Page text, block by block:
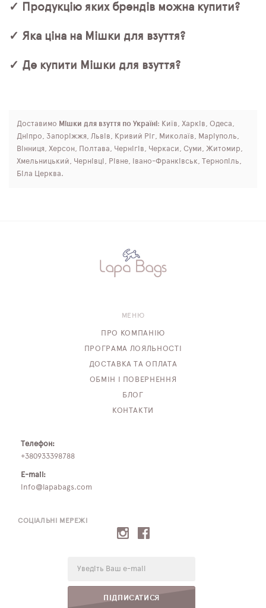
✓ Продукцію яких брендів можна купити?
✓ Яка ціна на Мішки для взуття?
✓ Де купити Мішки для взуття?
Доставимо Мішки для взуття по Україні : Київ, Харків, Одеса,
Дніпро, Запоріжжя, Львів, Кривий Ріг, Миколаїв, Маріуполь,
Вінниця, Херсон, Полтава, Чернігів, Черкаси, Суми, Житомир,
Хмельницький, Чернівці, Рівне, Івано-Франківськ, Тернопіль,
Біла Церква.
СОЦІАЛЬНІ МЕРЕЖІ
ПІДПИСАТИСЯ
МЕНЮ
ПРО КОМПАНІЮ
ПРОГРАМА ЛОЯЛЬНОСТІ
ДОСТАВКА ТА ОПЛАТА
ОБМІН І ПОВЕРНЕННЯ
БЛОГ
КОНТАКТИ
Телефон:
+380933398788
E-mail:
info@lapabags.com